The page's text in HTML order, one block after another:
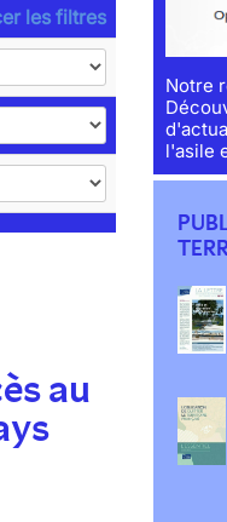
les filtres
au
Notre
l'asile